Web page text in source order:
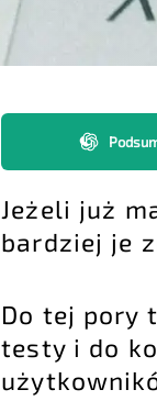
Jeżeli już
bardziej je
Do tej pory
testy i do